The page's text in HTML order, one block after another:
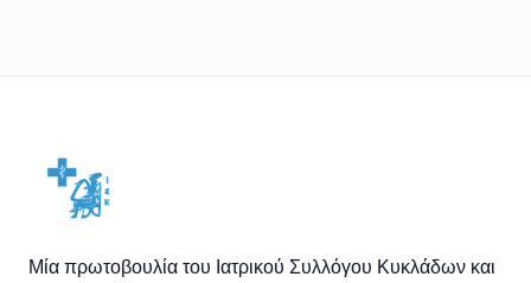
Μία πρωτοβουλία του Ιατρικού Συλλόγου Κυκλάδων και